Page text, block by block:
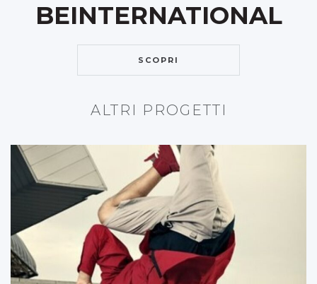
BEINTERNATIONAL
SCOPRI
ALTRI PROGETTI